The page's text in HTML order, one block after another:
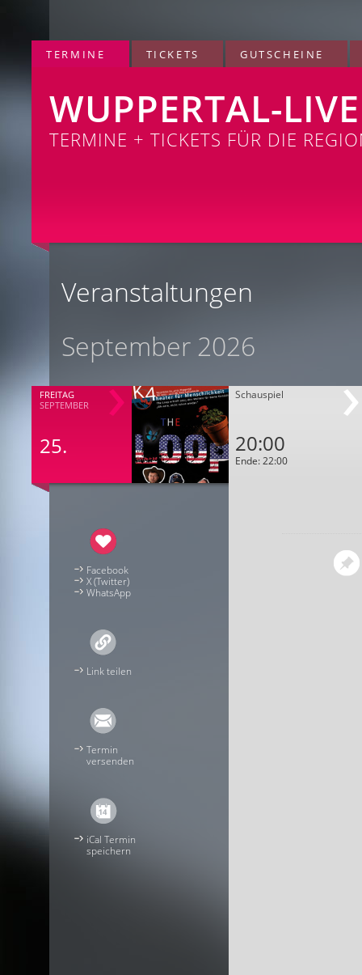
TERMINE TICKETS GUTSCHEINE
WUPPERTAL-LIVE
TERMINE + TICKETS FÜR DIE
Veranstaltungen
September 2026
FREITAG
SEPTEMBER
25.
Schauspiel
20:00
Ende: 22:00
Facebook
X (Twitter)
WhatsApp
Link teilen
Termin
versenden
iCal Termin
speichern